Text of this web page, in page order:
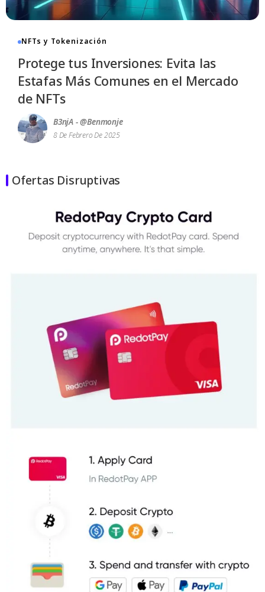
NFTs y Tokenización
Protege tus Inversiones: Evita las
Estafas Más Comunes en el Mercado
de NFTs
B3njA - @benmonje
8 De Febrero De 2025
Ofertas Disruptivas